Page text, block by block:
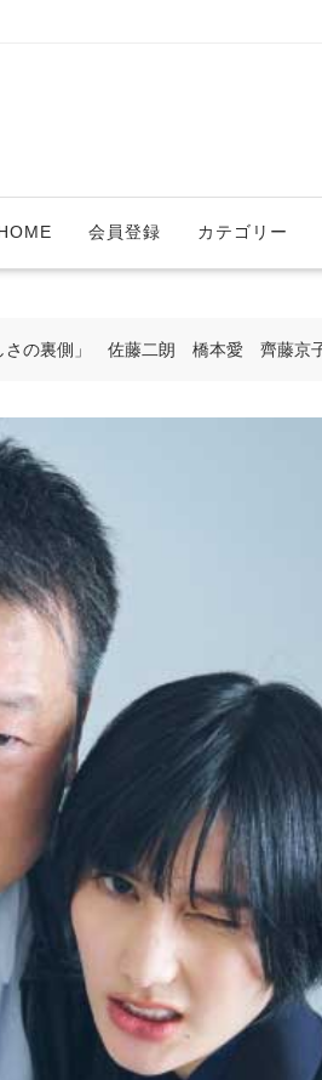
会員登録 カテゴリー
さの裏側」 佐藤二朗 橋本愛 齊藤